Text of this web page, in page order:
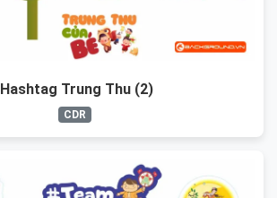
Hashtag Trung Thu (2)
CDR